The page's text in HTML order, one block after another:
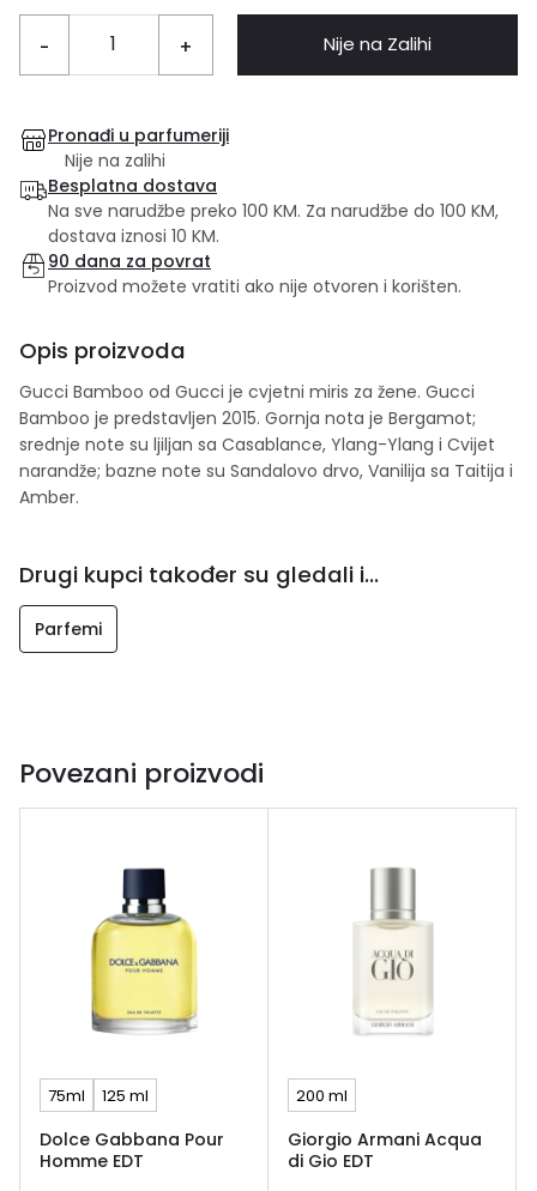
- + Nije na Zalihi
Pronađi u parfumeriji
Nije na zalihi
Besplatna dostava
Na sve narudžbe preko 100 KM. Za narudžbe do 100 KM,
dostava iznosi 10 KM.
90 dana za povrat
Proizvod možete vratiti ako nije otvoren i korišten.
Opis proizvoda
Gucci Bamboo od Gucci je cvjetni miris za žene. Gucci
Bamboo je predstavljen 2015. Gornja nota je Bergamot;
srednje note su ljiljan sa Casablance, Ylang-Ylang i Cvijet
narandže; bazne note su Sandalovo drvo, Vanilija sa Taitija i
Amber.
Drugi kupci također su gledali i...
Parfemi
Povezani proizvodi
75ml 125 ml
Dolce Gabbana Pour
Homme EDT
200 ml
Giorgio Armani Acqua
di Gio EDT